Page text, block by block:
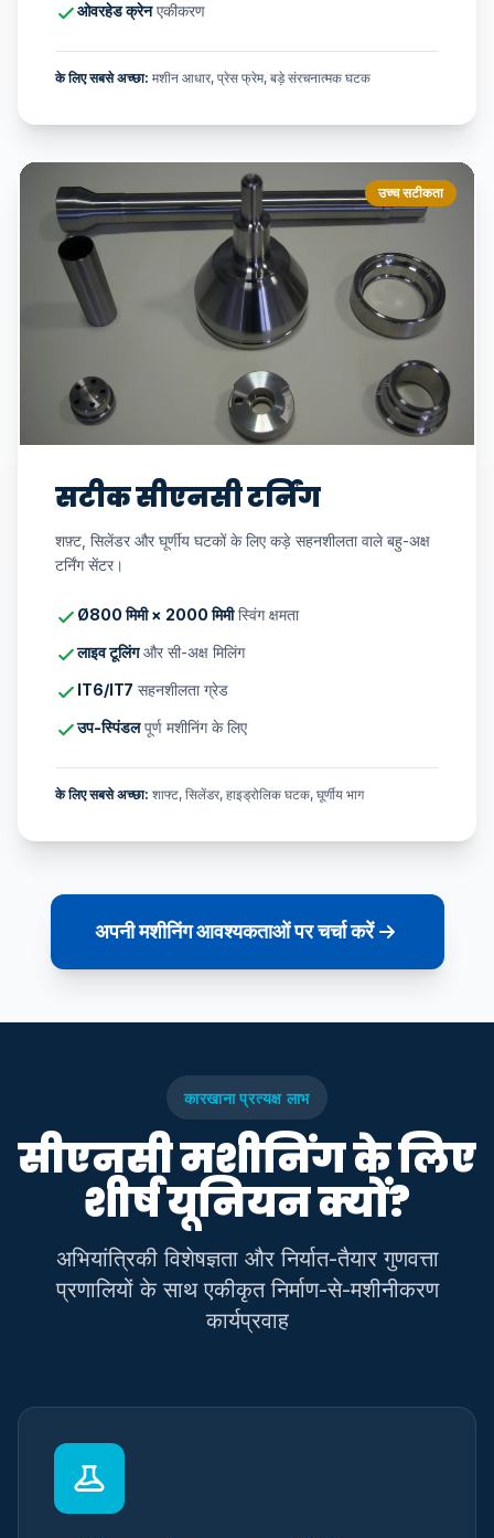
ओवरहेड क्रेनएकीकरण
के लिए सबसे अच्छा: मशीन आधार, प्रेस फ्रेम, बड़े संरचनात्मक घटक
उच्च सटीकता
सटीक सीएनसी टर्निंग
शफ़्ट, सिलेंडर और घूर्णीय घटकों के लिए कड़े सहनशीलता वाले बहु-अक्ष
टर्निंग सेंटर।
Ø800 मिमी × 2000 मिमीस्विंग क्षमता
लाइव टूलिंगऔर सी-अक्ष मिलिंग
IT6/IT7 सहनशीलता ग्रेड
उप-स्पिंडलपूर्ण मशीनिंग के लिए
के लिए सबसे अच्छा: शाफ्ट, सिलेंडर, हाइड्रोलिक घटक, घूर्णीय भाग
अपनी मशीनिंग आवश्यकताओं पर चर्चा करें
कारखाना प्रत्यक्ष लाभ
सीएनसी मशीनिंग के लिए
शीर्ष यूनियन क्यों?
अभियांत्रिकी विशेषज्ञता और निर्यात-तैयार गुणवत्ता
प्रणालियों के साथ एकीकृत निर्माण-से-मशीनीकरण
कार्यप्रवाह